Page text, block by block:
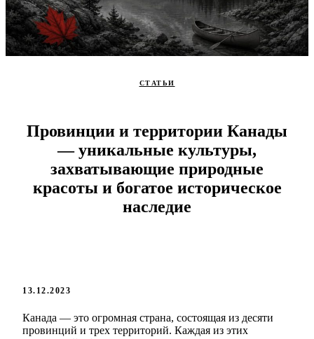
СТАТЬИ
Провинции и территории Канады
— уникальные культуры,
захватывающие природные
красоты и богатое историческое
наследие
13.12.2023
Канада — это огромная страна, состоящая из десяти
провинций и трех территорий. Каждая из этих